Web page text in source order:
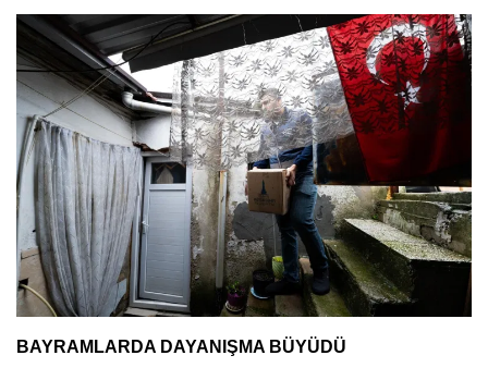
BAYRAMLARDA DAYANIŞMA BÜYÜDÜ